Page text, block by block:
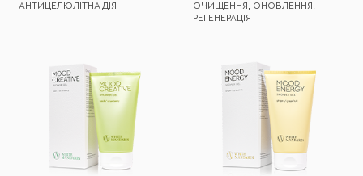
АНТИЦЕЛЮЛІТНА ДІЯ
ОЧИЩЕННЯ, ОНОВЛЕННЯ,
РЕГЕНЕРАЦІЯ